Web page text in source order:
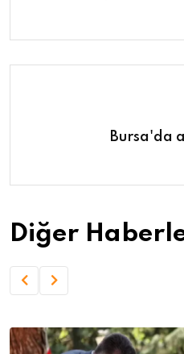
Bursa'da
Diğer